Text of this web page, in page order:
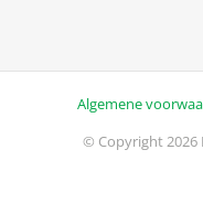
Algemene
© Copyright 2026